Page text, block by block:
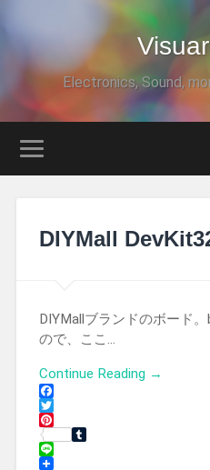
Electronics, Sound,
DIYMall
DIYMallブランドのボード
ので、ここ…
Continue Reading →
Facebook
Twitter
Pinterest
Tumblr
Line